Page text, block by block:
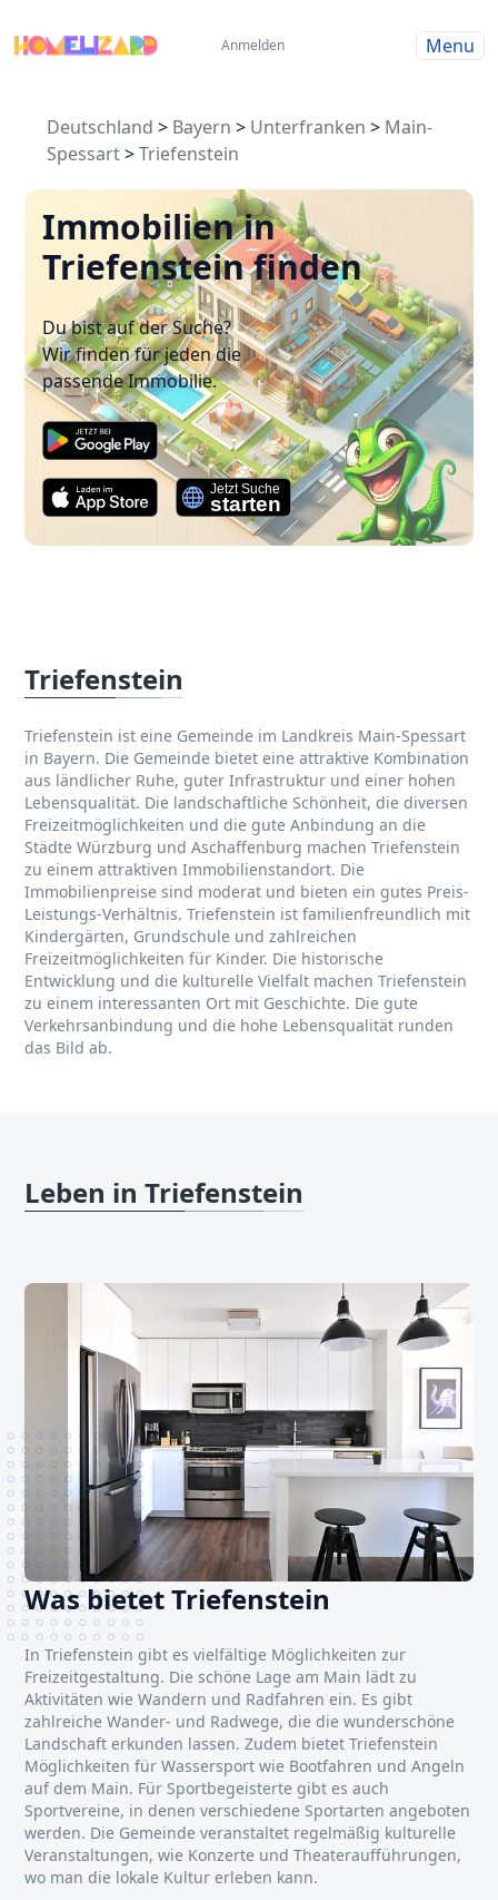
Anmelden Menu
Deutschland > Bayern > Unterfranken > Main-
Spessart>Triefenstein
Immobilien in
Triefenstein finden
Du bist auf der Suche?
Wir finden für jeden die
passende Immobilie.
Triefenstein
Triefenstein ist eine Gemeinde im Landkreis Main-Spessart
in Bayern. Die Gemeinde bietet eine attraktive Kombination
aus ländlicher Ruhe, guter Infrastruktur und einer hohen
Lebensqualität. Die landschaftliche Schönheit, die diversen
Freizeitmöglichkeiten und die gute Anbindung an die
Städte Würzburg und Aschaffenburg machen Triefenstein
zu einem attraktiven Immobilienstandort. Die
Immobilienpreise sind moderat und bieten ein gutes Preis-
Leistungs-Verhältnis. Triefenstein ist familienfreundlich mit
Kindergärten, Grundschule und zahlreichen
Freizeitmöglichkeiten für Kinder. Die historische
Entwicklung und die kulturelle Vielfalt machen Triefenstein
zu einem interessanten Ort mit Geschichte. Die gute
Verkehrsanbindung und die hohe Lebensqualität runden
das Bild ab.
Leben in Triefenstein
Was bietet Triefenstein
In Triefenstein gibt es vielfältige Möglichkeiten zur
Freizeitgestaltung. Die schöne Lage am Main lädt zu
Aktivitäten wie Wandern und Radfahren ein. Es gibt
zahlreiche Wander- und Radwege, die die wunderschöne
Landschaft erkunden lassen. Zudem bietet Triefenstein
Möglichkeiten für Wassersport wie Bootfahren und Angeln
auf dem Main. Für Sportbegeisterte gibt es auch
Sportvereine, in denen verschiedene Sportarten angeboten
werden. Die Gemeinde veranstaltet regelmäßig kulturelle
Veranstaltungen, wie Konzerte und Theateraufführungen,
wo man die lokale Kultur erleben kann.